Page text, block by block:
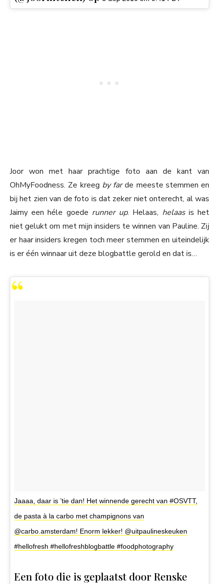
Joor won met haar prachtige foto aan de kant van
OhMyFoodness. Ze kreeg by farde meeste stemmen en
bij het zien van de foto is dat zeker niet onterecht, al was
Jaimy een héle goede runner up. Helaas, helaasis het
niet gelukt om met mijn insiders te winnen van Pauline. Zij
er haar insiders kregen toch meer stemmen en uiteindelijk
is er één winnaar uit deze blogbattle gerold en dat is…
Jaaaa, daar is ’tie dan! Het winnende gerecht van #OSVTT,
de pasta à la carbo met champignons van
@carbo.amsterdam! Enorm lekker! @uitpaulineskeuken
#hellofresh #hellofreshblogbattle #foodphotography
Een foto die is geplaatst door Renske